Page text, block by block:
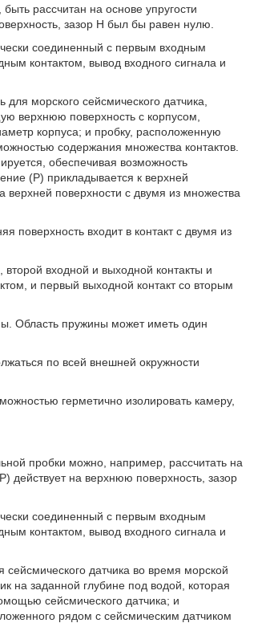
рассчитан на основе упругости
зазор Н был бы равен нулю.
соединенный с первым входным
контактом, вывод входного сигнала и
морского сейсмического датчика,
верхнюю поверхность с корпусом,
корпуса; и пробку, расположенную
содержания множества контактов.
обеспечивая возможность
(Р) прикладывается к верхней
верхней поверхности с двумя из множества
поверхность входит в контакт с двумя из
входной и выходной контакты и
и первый выходной контакт со вторым
Область пружины может иметь один
по всей внешней окружности
герметично изолировать камеру,
пробки можно, например, рассчитать на
действует на верхнюю поверхность, зазор
соединенный с первым входным
контактом, вывод входного сигнала и
датчика во время морской
на заданной глубине под водой, которая
сейсмического датчика; и
рядом с сейсмическим датчиком